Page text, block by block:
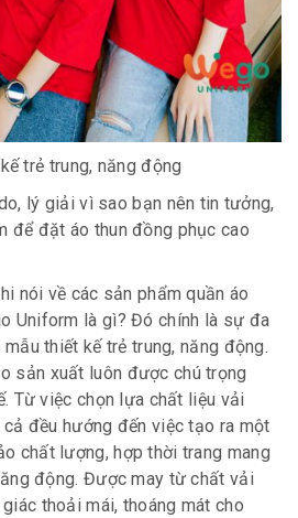
trẻ trung, năng động
lý giải vì sao bạn nên tin tưởng,
để đặt áo thun đồng phục cao
nói về các sản phẩm quần áo
Uniform là gì? Đó chính là sự đa
thiết kế trẻ trung, năng động.
sản xuất luôn được chú trọng
Từ việc chọn lựa chất liệu vải
đều hướng đến việc tạo ra một
chất lượng, hợp thời trang mang
động. Được may từ chất vải
thoải mái, thoáng mát cho